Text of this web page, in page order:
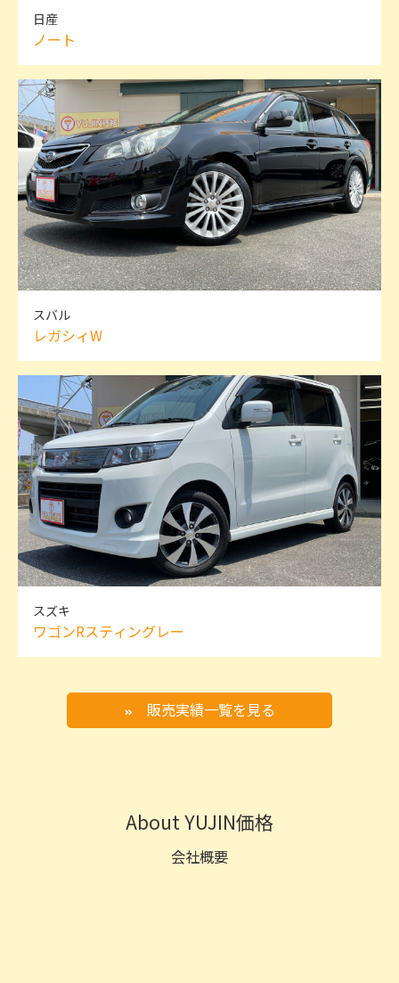
日産
ノート
スバル
レガシィW
スズキ
ワゴンRスティングレー
販売実績一覧を見る
About YUJIN価格
会社概要